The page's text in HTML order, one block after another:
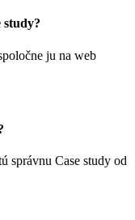
study?
ju na web
správnu Case study od